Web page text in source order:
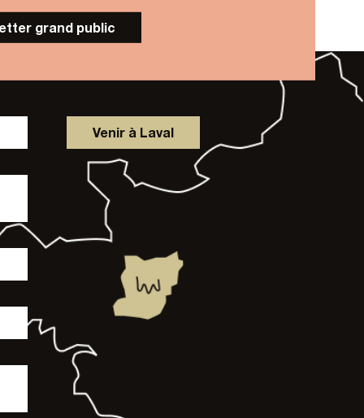
grand public
Venir à Laval